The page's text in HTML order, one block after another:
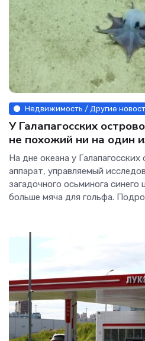
Недвижимость / Другие
У Галапагосских
не похожий ни на один
Наука.
На дне океана у
аппарат, управляемый
загадочного осьминога
больше мяча для гольфа.